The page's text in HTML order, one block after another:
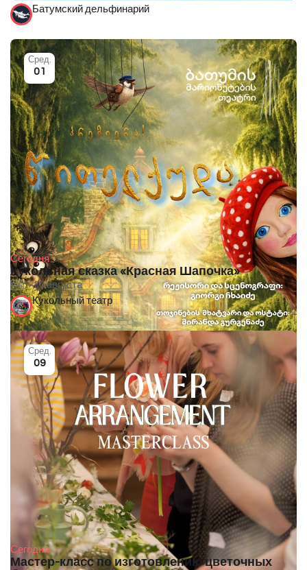
Батумский дельфинарий
Сегодня
Кукольная сказка «Красная Шапочка»
1-30 августа
Сред.
01
Кукольный театр
Сегодня
Мастер-класс по изготовлению цветочных
Сред.
09